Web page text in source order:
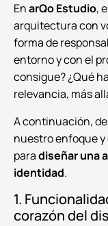
EnarQo Estudio,
arquitectura con
forma de
entorno y con el
consigue? ¿Qué
relevancia, más
A continuación,
nuestro enfoque
paradiseñar una
identidad.
1.
corazón del